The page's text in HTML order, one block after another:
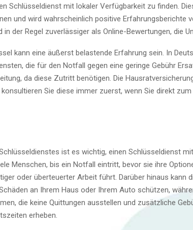
Schlüsseldienst mit lokaler Verfügbarkeit zu finden.
und wird wahrscheinlich positive Erfahrungsberichte
der Regel zuverlässiger als Online-Bewertungen, die
kann eine äußerst belastende Erfahrung sein. In
die für den Notfall gegen eine geringe Gebühr
da diese Zutritt benötigen. Die
Sie diese immer zuerst, wenn Sie direkt
ist es wichtig, einen Schlüsseldienst
Menschen, bis ein Notfall eintritt, bevor sie ihre
oder überteuerter Arbeit führt. Darüber hinaus kann
an Ihrem Haus oder Ihrem Auto schützen,
die keine Quittungen ausstellen und zusätzliche
erheben.